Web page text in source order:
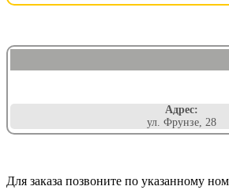
Адрес:
ул. Фрунзе, 28
Для заказа позвоните по указанному